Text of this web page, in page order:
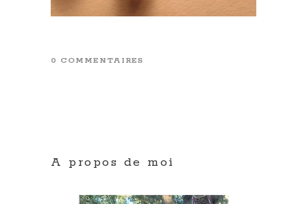
0 COMMENTAIRES
A propos de moi